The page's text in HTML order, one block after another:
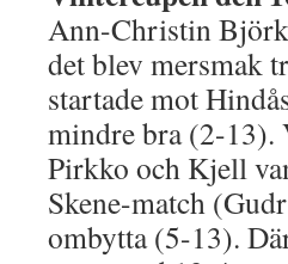
Ann-Christin
det blev mersmak
startade mot
mindre bra (2-13).
Pirkko och Kjell
Skene-match
ombytta (5-13).